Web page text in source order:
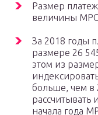
Размер
величины
За 2018 годы
размере 26
этом из
больше, чем в
рассчитывать
начала года